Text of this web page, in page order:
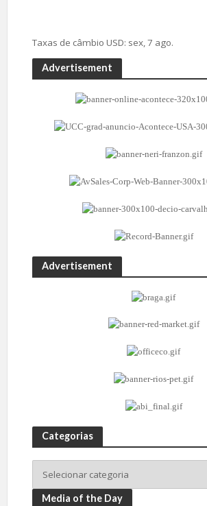
Taxas de câmbio USD: sex, 7 ago.
Advertisement
Advertisement
Categorias
Media of the Day